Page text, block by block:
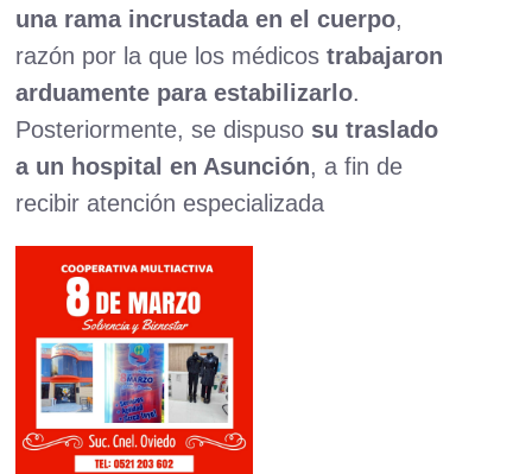
una rama incrustada en el cuerpo,
razón por la que los médicostrabajaron
arduamente para estabilizarlo.
Posteriormente, se dispuso su traslado
a un hospital en Asunción, a fin de
recibir atención especializada